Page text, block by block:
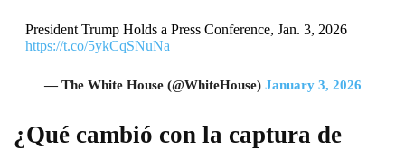
President Trump Holds a Press Conference, Jan. 3, 2026
https://t.co/5ykCqSNuNa
— The White House (@WhiteHouse) January 3, 2026
¿Qué cambió con la captura de